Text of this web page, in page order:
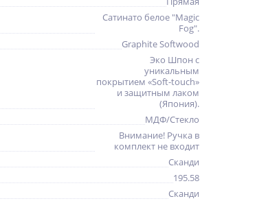
Сатинато белое "Magic
Fog".
Graphite Softwood
Эко Шпон с
уникальным
покрытием «Soft-touch»
и защитным лаком
(Япония).
МДФ/Стекло
Внимание! Ручка в
комплект не входит
Сканди
195.58
Сканди